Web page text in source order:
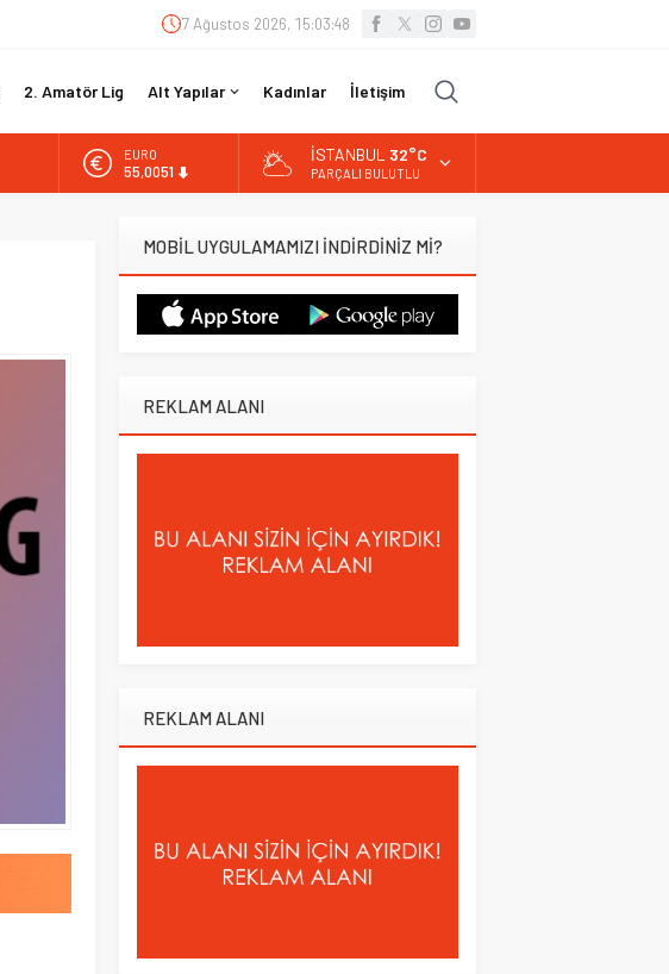
7 Ağustos 2026, 15:03:49
2. Amatör Lig Alt Yapılar Kadınlar İletişim
EURO
55,0051
BİST
13.889,75
DOLAR
İSTANBUL 32°C
PARÇALI BULUTLU
MOBİL UYGULAMAMIZI İNDİRDİNİZ Mİ?
REKLAM ALANI
REKLAM ALANI